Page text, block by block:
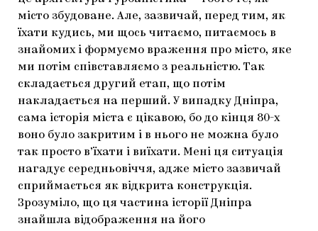
місто збудоване. Але, зазвичай, перед тим, як
їхати кудись, ми щось читаємо, питаємось в
знайомих і формуємо враження про місто, яке
ми потім співставляємо з реальністю. Так
складається другий етап, що потім
накладається на перший. У випадку Дніпра,
сама історія міста є цікавою, бо до кінця 80-х
воно було закритим і в нього не можна було
так просто в’їхати і виїхати. Мені ця ситуація
нагадує середньовіччя, адже місто зазвичай
сприймається як відкрита конструкція.
Зрозуміло, що ця частина історії Дніпра
знайшла відображення на його